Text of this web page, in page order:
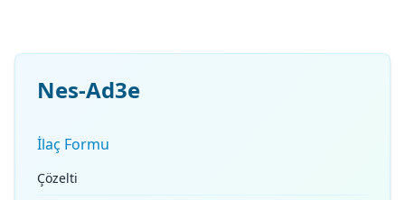
Nes-Ad3e
İlaç Formu
Çözelti